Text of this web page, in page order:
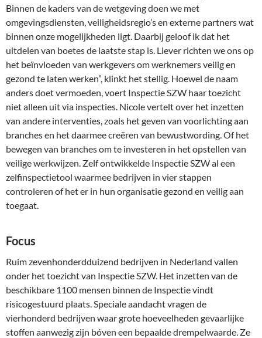
Binnen de kaders van de wetgeving doen we met
omgevingsdiensten, veiligheidsregio’s en externe partners wat
binnen onze mogelijkheden ligt. Daarbij geloof ik dat het
uitdelen van boetes de laatste stap is. Liever richten we ons op
het beïnvloeden van werkgevers om werknemers veilig en
gezond te laten werken”, klinkt het stellig. Hoewel de naam
anders doet vermoeden, voert Inspectie SZW haar toezicht
niet alleen uit via inspecties. Nicole vertelt over het inzetten
van andere interventies, zoals het geven van voorlichting aan
branches en het daarmee creëren van bewustwording. Of het
bewegen van branches om te investeren in het opstellen van
veilige werkwijzen. Zelf ontwikkelde Inspectie SZW al een
zelfinspectietool waarmee bedrijven in vier stappen
controleren of het er in hun organisatie gezond en veilig aan
toegaat.
Focus
Ruim zevenhonderdduizend bedrijven in Nederland vallen
onder het toezicht van Inspectie SZW. Het inzetten van de
beschikbare 1100 mensen binnen de Inspectie vindt
risicogestuurd plaats. Speciale aandacht vragen de
vierhonderd bedrijven waar grote hoeveelheden gevaarlijke
stoffen aanwezig zijn bóven een bepaalde drempelwaarde. Ze